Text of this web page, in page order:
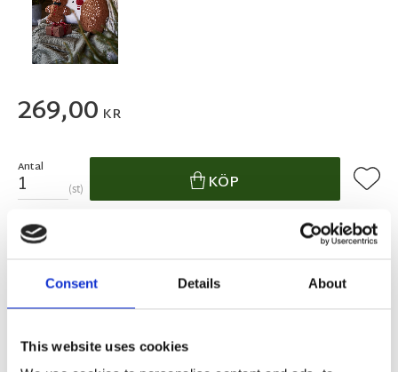
Consent Details About
This website uses cookies
269,00 KR
Antal
st KÖP Lägg
Lagerstatus
Tillverkare
Snabba leveranser